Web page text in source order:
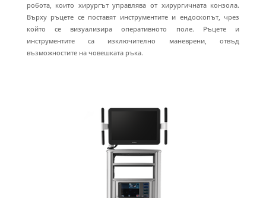
робота, които хирургът управлява от хирургичната конзола.
Върху ръцете се поставят инструментите и ендоскопът, чрез
който се визуализира оперативното поле. Ръцете и
инструментите са изключително маневрени, отвъд
възможностите на човешката ръка.